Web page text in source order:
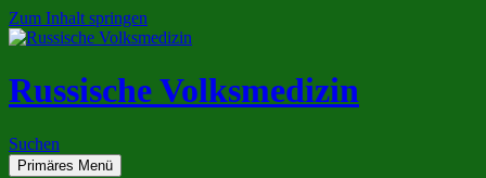
Zum Inhalt springen
Russische Volksmedizin
Suchen
Primäres Menü